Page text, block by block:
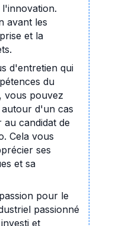
avant les
et la
d'entretien qui
du
vous pouvez
d'un cas
au candidat de
Cela vous
ses
et sa
pour le
passionné
et